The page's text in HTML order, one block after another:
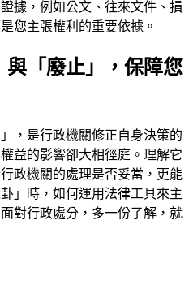
據，例如公文、往來文件、損
您主張權利的重要依據。
「廢止」，保障您
，是行政機關修正自身決策的
益的影響卻大相徑庭。理解它
政機關的處理是否妥當，更能
」時，如何運用法律工具來主
對行政處分，多一份了解，就